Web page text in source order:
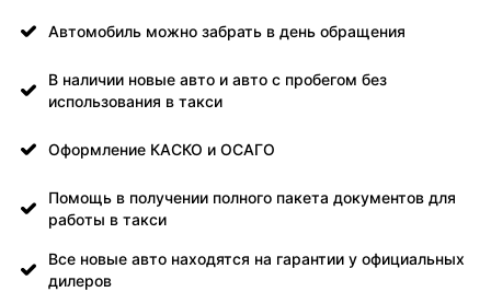
Автомобиль можно забрать в день обращения
В наличии новые авто и авто с пробегом без
использования в такси
Оформление КАСКО и ОСАГО
Помощь в получении полного пакета документов для
работы в такси
Все новые авто находятся на гарантии у официальных
дилеров